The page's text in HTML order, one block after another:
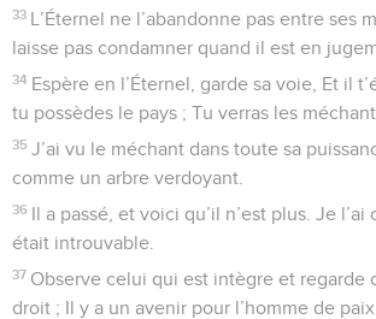
33 L’Éternel ne l’abandonne pas entre ses
laisse pas condamner quand il est en
34 Espère en l’Éternel, garde sa voie, Et il
tu possèdes le pays ; Tu verras les
35 J’ai vu le méchant dans toute sa
comme un arbre verdoyant.
36 Il a passé, et voici qu’il n’est plus. Je l’ai
était introuvable.
37 Observe celui qui est intègre et regarde
droit ; Il y a un avenir pour l’homme de paix.